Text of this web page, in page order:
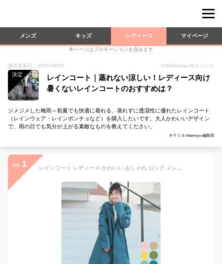
メンズ キッズ レディース マイページ
本ページはプロモーションを含みます
最終更新日：2026/08/05 13844View 28 コメント
決定
レインコート｜蒸れない涼しい！レディース向け
暑くないレインコートのおすすめは？
ジメジメした梅雨～初夏でも快適に着れる、蒸れずに透湿性に優れたレインコート
（レインウェア・レインポンチョなど）を購入したいです。大人かわいいデザイン
で、雨の日でも気分が上がる素敵なものを教えてください。
キテミヨ-kitemiyo-編集部
no. 1 レインコート レディース かわいい おしゃれ ロング メンズ キッズ 雨 女の子 アウトドア 高校生 通学 雨がっぱ 男の子 完全防水 軽い 子供 コンパクト 収納袋 防水 男女兼用 台風 雪